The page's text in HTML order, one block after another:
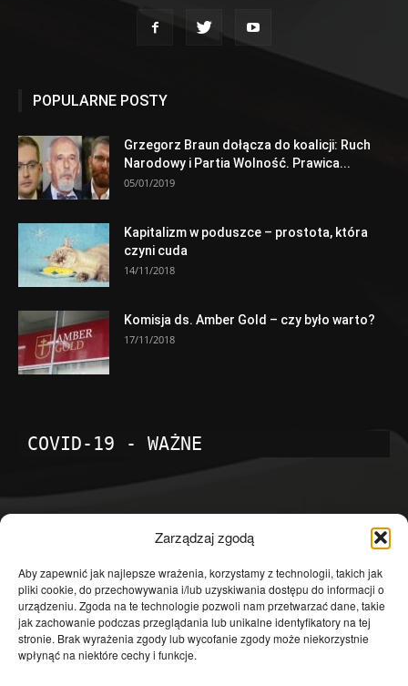
Zarządzaj zgodą
Aby zapewnić jak najlepsze wrażenia, korzystamy z technologii, takich jak
pliki cookie, do przechowywania i/lub uzyskiwania dostępu do informacji o
urządzeniu. Zgoda na te technologie pozwoli nam przetwarzać dane, takie
jak zachowanie podczas przeglądania lub unikalne identyfikatory na tej
stronie. Brak wyrażenia zgody lub wycofanie zgody może niekorzystnie
wpłynąć na niektóre cechy i funkcje.
POPULARNE POSTY
Grzegorz Braun dołącza do koalicji: Ruch
Narodowy i Partia Wolność. Prawica...
05/01/2019
Kapitalizm w poduszce – prostota, która
czyni cuda
14/11/2018
Komisja ds. Amber Gold – czy było warto?
17/11/2018
COVID-19 - WAŻNE
Temat dnia
4602
Publicystyka
4364
Polityka
3640
Polska